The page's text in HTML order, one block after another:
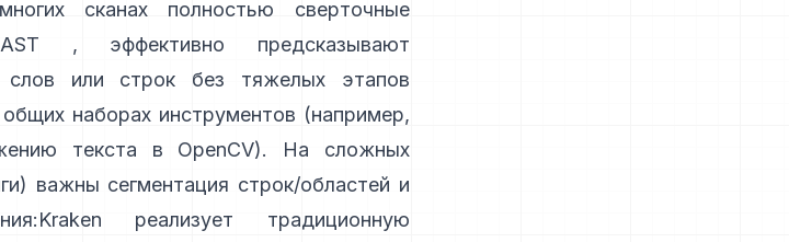
сканах полностью сверточные
, эффективно предсказывают
слов или строк без тяжелых этапов
наборах инструментов (например,
текста в OpenCV). На сложных
важны сегментация строк/областей и
Kraken
реализует традиционную